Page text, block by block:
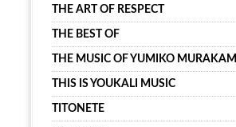
THE ART OF RESPECT
THE BEST OF
THE MUSIC OF YUMIKO MURAKAMI
THIS IS YOUKALI MUSIC
TITONETE